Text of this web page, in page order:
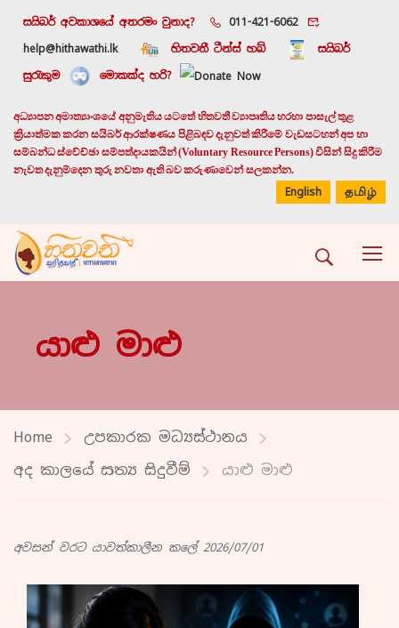
සයිබර් අවකාශයේ අතරමං වුනාද?
011-421-6062
help@hithawathi.lk
හිතවතී ටීන්ස් හබ්
සයිබර්
සුරැකුම
මොකක්ද හරි?
අධ්‍යාපන අමාත්‍යාංශයේ අනුමැතිය යටතේ හිතවතී ව්‍යාපෘතිය හරහා පාසැල් තුළ
ක්‍රියාත්මක කරන සයිබර් ආරක්ෂණය පිළිබඳව දැනුවත් කිරීමේ වැඩසටහන් අප හා
සම්බන්ධ ස්වේච්ඡා සම්පත්දායකයින් (Voluntary Resource Persons) විසින් සිදු කිරීම
නැවත දැනුම්දෙන තුරු නවතා ඇති බව කරුණාවෙන් සලකන්න.
English தமிழ்
යාළු මාළු
Home
උපකාරක මධ්‍යස්ථානය
අද කාලයේ සත්‍ය සිදුවීම්
යාළු මාළු
අවසන් වරට යාවත්කාලීන කලේ 2026/07/01